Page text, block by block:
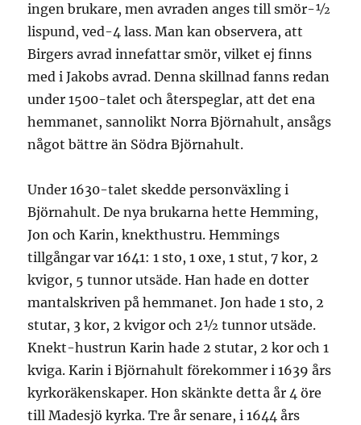
ingen brukare, men avraden anges till smör-½
lispund, ved-4 lass. Man kan observera, att
Birgers avrad innefattar smör, vilket ej finns
med i Jakobs avrad. Denna skillnad fanns redan
under 1500-talet och återspeglar, att det ena
hemmanet, sannolikt Norra Björnahult, ansågs
något bättre än Södra Björnahult.
Under 1630-talet skedde personväxling i
Björnahult. De nya brukarna hette Hemming,
Jon och Karin, knekthustru. Hemmings
tillgångar var 1641: 1 sto, 1 oxe, 1 stut, 7 kor, 2
kvigor, 5 tunnor utsäde. Han hade en dotter
mantalskriven på hemmanet. Jon hade 1 sto, 2
stutar, 3 kor, 2 kvigor och 2½ tunnor utsäde.
Knekt-hustrun Karin hade 2 stutar, 2 kor och 1
kviga. Karin i Björnahult förekommer i 1639 års
kyrkoräkenskaper. Hon skänkte detta år 4 öre
till Madesjö kyrka. Tre år senare, i 1644 års